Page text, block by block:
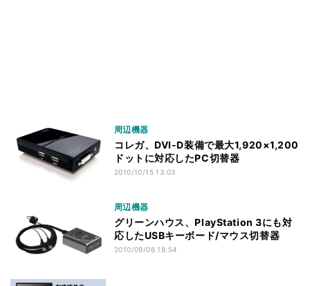
周辺機器
コレガ、DVI-D装備で最大1,920×1,200
ドットに対応したPC切替器
2010/10/15 13:03
周辺機器
グリーンハウス、PlayStation 3にも対
応したUSBキーボード/マウス切替器
2010/09/06 18:54